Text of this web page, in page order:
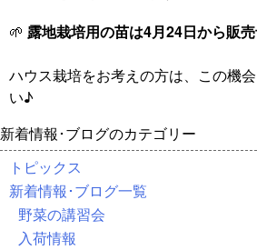
🌱 露地栽培用の苗は4月24日から販売
ハウス栽培をお考えの方は、この機
い♪
新着情報･ブログのカテゴリー
トピックス
新着情報･ブログ一覧
野菜の講習会
入荷情報